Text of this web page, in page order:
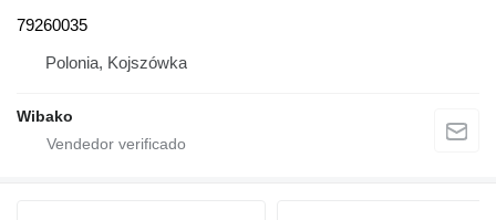
79260035
Polonia, Kojszówka
Wibako